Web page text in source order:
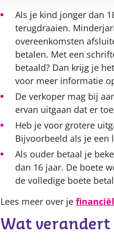
Als je kind jonger dan
terugdraaien.
overeenkomsten
betalen. Met een
betaald? Dan krijg je
voor meer informatie
De verkoper mag bij
ervan uitgaan dat er
Heb je voor grotere
Bijvoorbeeld als je een
Als ouder betaal je
dan 16 jaar. De boete
de volledige boete
Lees meer over je
Wat verandert